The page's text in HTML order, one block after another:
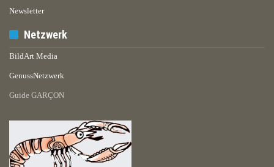
Newsletter
Netzwerk
BildArt Media
GenussNetzwerk
Guide GARÇON